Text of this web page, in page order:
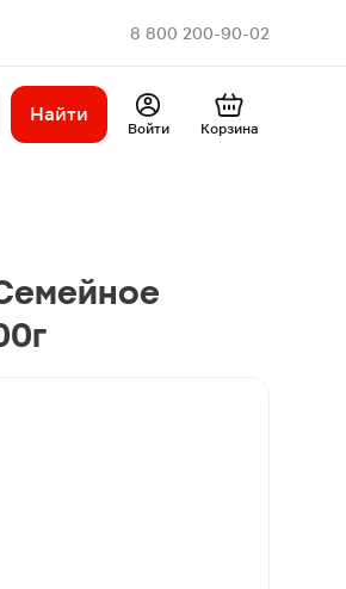
8 800 200-90-02
Найти
Войти Корзина